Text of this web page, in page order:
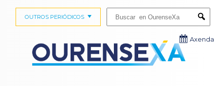
OUTROS PERIÓDICOS
Axenda